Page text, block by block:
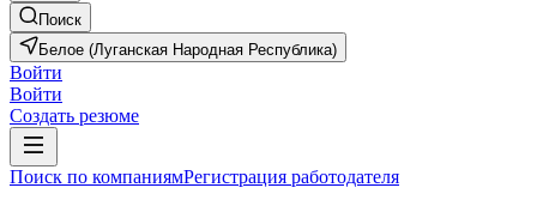
Поиск
Белое (Луганская Народная Республика)
Войти
Войти
Создать резюме
Поиск по компаниямРегистрация работодателя